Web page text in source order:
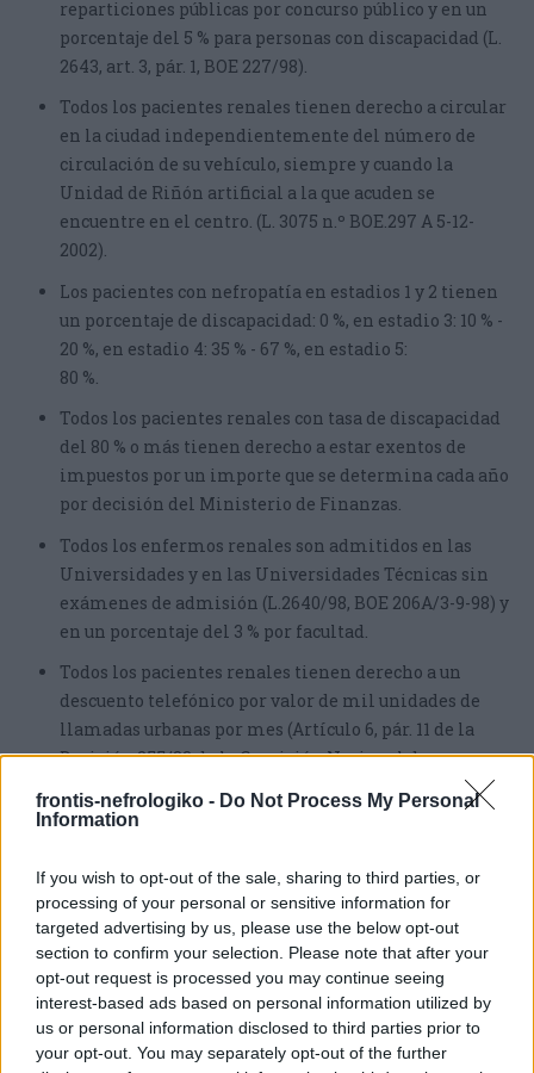
frontis-nefrologiko - Do Not Process My Personal
Information
If you wish to opt-out of the sale, sharing to third parties, or
processing of your personal or sensitive information for
targeted advertising by us, please use the below opt-out
section to confirm your selection. Please note that after your
opt-out request is processed you may continue seeing
interest-based ads based on personal information utilized by
us or personal information disclosed to third parties prior to
your opt-out. You may separately opt-out of the further
reparticiones públicas por concurso público y en un
porcentaje del 5 % para personas con discapacidad (L.
2643, art. 3, pár. 1, BOE 227/98).
Todos los pacientes renales tienen derecho a circular
en la ciudad independientemente del número de
circulación de su vehículo, siempre y cuando la
Unidad de Riñón artificial a la que acuden se
encuentre en el centro. (L. 3075 n.º BOE.297 Α 5-12-
2002).
Los pacientes con nefropatía en estadios 1 y 2 tienen
un porcentaje de discapacidad: 0 %, en estadio 3: 10 % -
20 %, en estadio 4: 35 % - 67 %, en estadio 5:
80 %.
Todos los pacientes renales con tasa de discapacidad
del 80 % o más tienen derecho a estar exentos de
impuestos por un importe que se determina cada año
por decisión del Ministerio de Finanzas.
Todos los enfermos renales son admitidos en las
Universidades y en las Universidades Técnicas sin
exámenes de admisión (L.2640/98, BOE 206Α/3-9-98) y
en un porcentaje del 3 % por facultad.
Todos los pacientes renales tienen derecho a un
descuento telefónico por valor de mil unidades de
llamadas urbanas por mes (Artículo 6, pár. 11 de la
Decisión 255/83 de la Comisión Nacional de
Telecomunicaciones, BOE 874/Β/12/7/2002, Número
de Aprobación Especial 887/302 09-01-2003).
discapacitados tienen derecho a una tarjeta de
estacionamiento (DP 241, folio 290, 30/11/2005).
Los hijos de pacientes renales sometidos a
hemodiálisis tienen derecho a cambiar su centro de
estudios superiores hasta un porcentaje del 1 % a una
facultad similar cercana a su lugar de residencia (L.